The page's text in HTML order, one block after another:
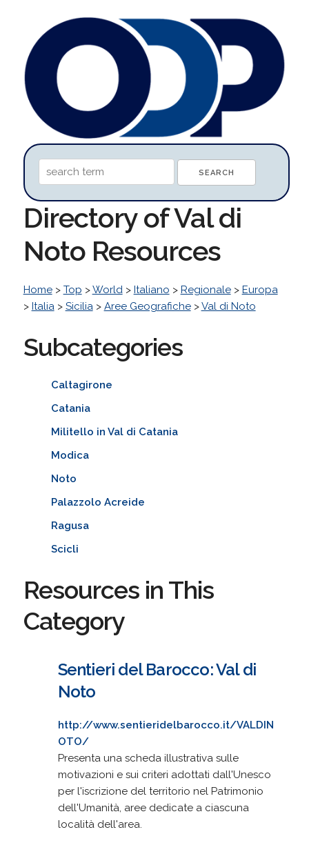
Directory of Val di
Noto Resources
Home> Top >World> Italiano > Regionale> Europa
> Italia> Sicilia> Aree Geografiche>Val di Noto
Subcategories
Caltagirone
Catania
Militello in Val di Catania
Modica
Noto
Palazzolo Acreide
Ragusa
Scicli
Resources in This
Category
Sentieri del Barocco: Val di
Noto
http://www.sentieridelbarocco.it/VALDIN
OTO/
Presenta una scheda illustrativa sulle
motivazioni e sui criteri adottati dall'Unesco
per l'iscrizione del territorio nel Patrimonio
dell'Umanità, aree dedicate a ciascuna
località dell'area.